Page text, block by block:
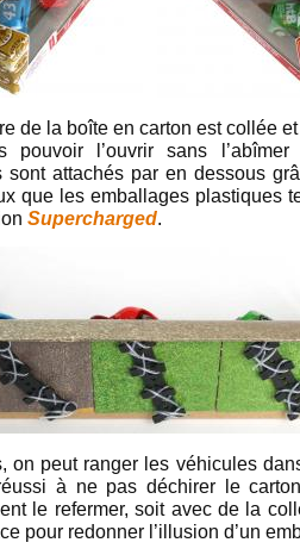
de la boîte en carton est collée
pouvoir l’ouvrir sans
sont attachés par en dessous
que les emballages plastiques
Supercharged.
on peut ranger les véhicules
à ne pas déchirer le
le refermer, soit avec de la
pour redonner l’illusion d’un